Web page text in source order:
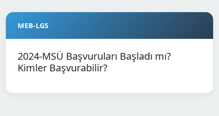
MEB-LGS
2024-MSÜ Başvuruları Başladı mı?
Kimler Başvurabilir?